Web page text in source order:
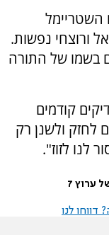
השטריימל
ורוצחי נפשות.
בשמו של התורה
קודמים
לחזק ולשנן רק
לנו לזוז".
ערוץ 7
לנו